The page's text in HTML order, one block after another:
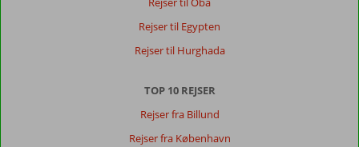
Rejser til Egypten
Rejser til Hurghada
TOP 10 REJSER
Rejser fra Billund
Rejser fra København